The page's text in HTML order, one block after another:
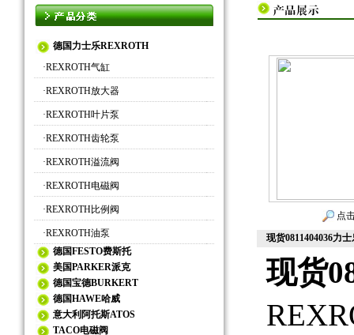
德国力士乐REXROTH
·REXROTH气缸
·REXROTH放大器
·REXROTH叶片泵
·REXROTH齿轮泵
·REXROTH溢流阀
·REXROTH电磁阀
·REXROTH比例阀
·REXROTH油泵
德国FESTO费斯托
美国PARKER派克
德国宝德BURKERT
德国HAWE哈威
意大利阿托斯ATOS
TACO电磁阀
点
现货0811404036力
现货